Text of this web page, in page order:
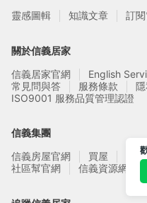
靈感圖輯
知識文章 訂
關於信義居家
信義居家官網
English
常見問與答
服務條款
ISO9001 服務品質管理認證
信義集團
信義房屋官網
買屋 賣屋
社區幫官網
信義資源網站